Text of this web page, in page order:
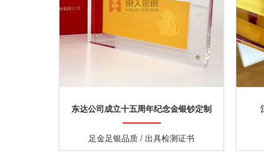
东达公司成立十五周年纪念金银钞定制
足金足银品质 / 出具检测证书